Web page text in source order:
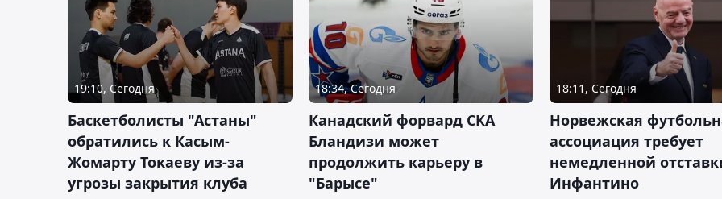
19:10, Сегодня
Баскетболисты "Астаны"
обратились к Касым-
Жомарту Токаеву из-за
угрозы закрытия клуба
18:34, Сегодня
Канадский форвард СКА
Бландизи может
продолжить карьеру в
"Барысе"
18:11, Сегодня
Норвежская
ассоциация требует
немедленной
Инфантино